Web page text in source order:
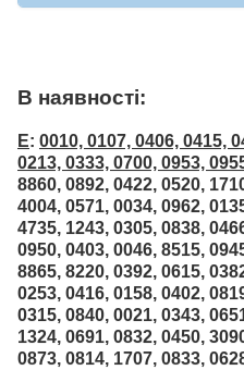
В наявності:
E: 0010, 0107, 0406, 0415,
0213, 0333, 0700, 0953,
8860, 0892, 0422, 0520,
4004, 0571, 0034, 0962,
4735, 1243, 0305, 0838,
0950, 0403, 0046, 8515,
8865, 8220, 0392, 0615,
0253, 0416, 0158, 0402,
0315, 0840, 0021, 0343,
1324, 0691, 0832, 0450,
0873, 0814, 1707, 0833,